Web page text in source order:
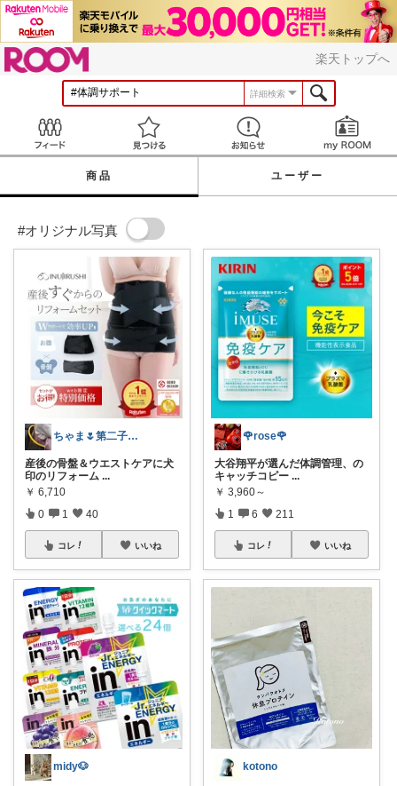
楽天トップへ
詳細検索
見つける お知らせ
商品 ユーザー
#オリジナル写真
ちゃま🌷第二子妊娠中
産後の骨盤＆ウエストケアに犬
印のリフォーム ...
￥ 6,710
0 1 40
コレ いいね
midy🐶
🌹rose🌹
大谷翔平が選んだ体調管理、の
キャッチコピー ...
￥ 3,960～
1 6 211
コレ いいね
kotono